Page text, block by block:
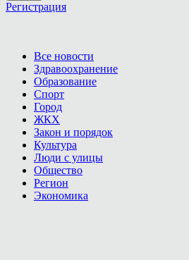
Регистрация
Все новости
Здравоохранение
Образование
Спорт
Город
ЖКХ
Закон и порядок
Культура
Люди с улицы
Общество
Регион
Экономика